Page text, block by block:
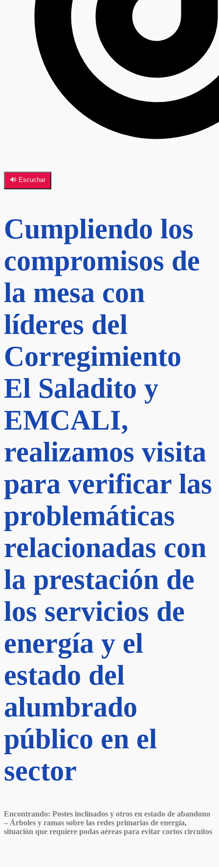
🔊 Escuchar
Cumpliendo los
compromisos de
la mesa con
líderes del
Corregimiento
El Saladito y
EMCALI,
realizamos visita
para verificar las
problemáticas
relacionadas con
la prestación de
los servicios de
energía y el
estado del
alumbrado
público en el
sector
Encontrando: Postes inclinados y otros en estado de abandono
– Árboles y ramas sobre las redes primarias de energía,
situación que requiere podas aéreas para evitar cortos circuitos